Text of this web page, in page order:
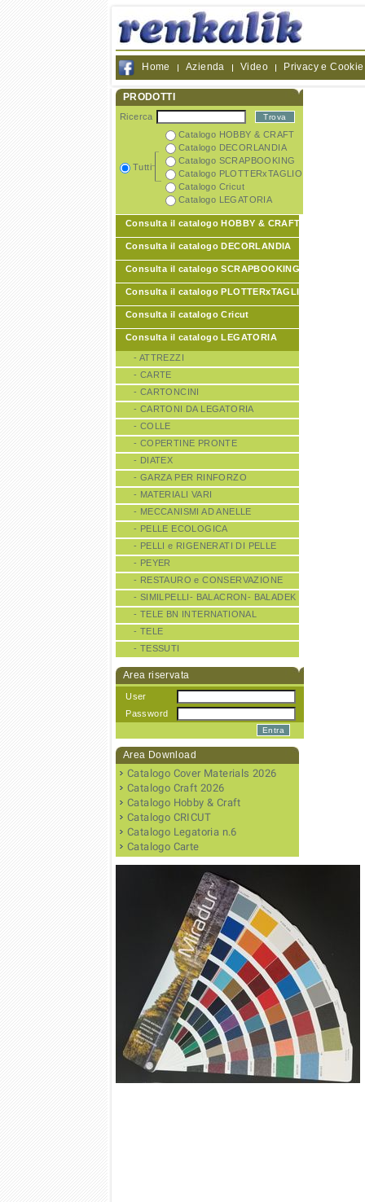
Home Azienda Video Privacy e Cookie
PRODOTTI
Ricerca
Tutti
Catalogo HOBBY & CRAFT
Catalogo DECORLANDIA
Catalogo SCRAPBOOKING
Catalogo PLOTTERxTAGLIO
Catalogo Cricut
Catalogo LEGATORIA
Consulta il catalogo HOBBY & CRAFT
Consulta il catalogo DECORLANDIA
Consulta il catalogo SCRAPBOOKING
Consulta il catalogo PLOTTERxTAGLIO
Consulta il catalogo Cricut
Consulta il catalogo LEGATORIA
- ATTREZZI
- CARTE
- CARTONCINI
- CARTONI DA LEGATORIA
- COLLE
- COPERTINE PRONTE
- DIATEX
- GARZA PER RINFORZO
- MATERIALI VARI
- MECCANISMI AD ANELLE
- PELLE ECOLOGICA
- PELLI e RIGENERATI DI PELLE
- PEYER
- RESTAURO e CONSERVAZIONE
- SIMILPELLI- BALACRON- BALADEK
- TELE BN INTERNATIONAL
- TELE
- TESSUTI
Area riservata
User
Password
Area Download
Catalogo Cover Materials 2026
Catalogo Craft 2026
Catalogo Hobby & Craft
Catalogo CRICUT
Catalogo Legatoria n.6
Catalogo Carte